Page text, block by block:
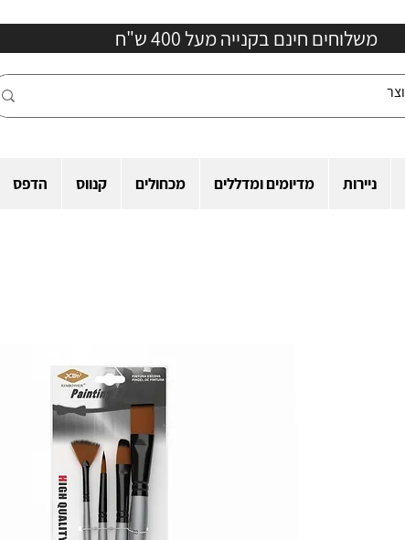
משלוחים חינם בקנייה מעל 400 ש"ח
ניירות מדיומים ומדללים מכחולים קנווס הדפס